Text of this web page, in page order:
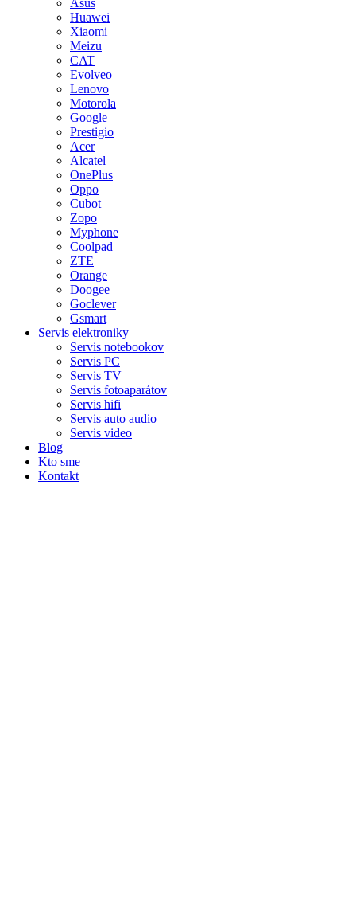
Huawei
Xiaomi
Meizu
CAT
Evolveo
Lenovo
Motorola
Google
Prestigio
Acer
Alcatel
OnePlus
Oppo
Cubot
Zopo
Myphone
Coolpad
ZTE
Orange
Doogee
Goclever
Gsmart
Servis elektroniky
Servis notebookov
Servis PC
Servis TV
Servis fotoaparátov
Servis hifi
Servis auto audio
Servis video
Blog
Kto sme
Kontakt